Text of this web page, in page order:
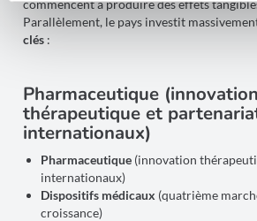
commencent à produire des effets
Parallèlement, le pays investit
clés:
Pharmaceutique (innovation
thérapeutique et
internationaux)
Pharmaceutique(innovation
internationaux)
Dispositifs médicaux (quatrième
croissance)